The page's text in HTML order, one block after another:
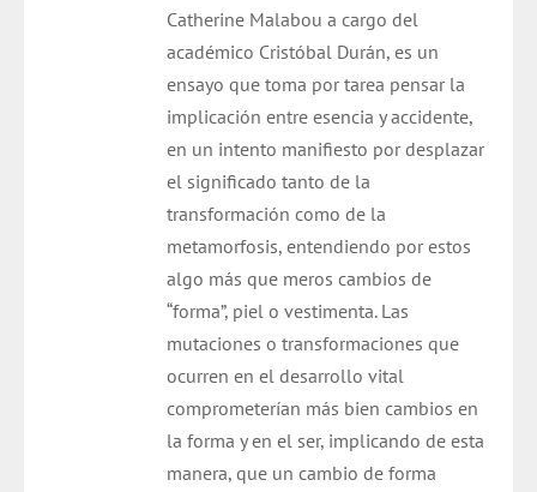
Catherine Malabou a cargo del
académico Cristóbal Durán, es un
ensayo que toma por tarea pensar la
implicación entre esencia y accidente,
en un intento manifiesto por desplazar
el significado tanto de la
transformación como de la
metamorfosis, entendiendo por estos
algo más que meros cambios de
“forma”, piel o vestimenta. Las
mutaciones o transformaciones que
ocurren en el desarrollo vital
comprometerían más bien cambios en
la forma y en el ser, implicando de esta
manera, que un cambio de forma